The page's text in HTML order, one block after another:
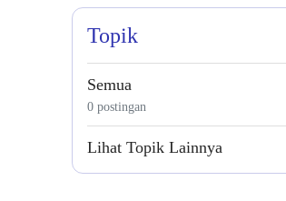
Topik
Semua
0 postingan
Lihat Topik Lainnya